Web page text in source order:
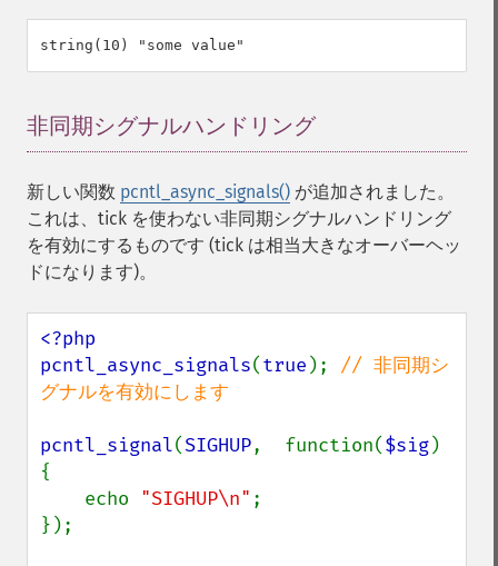
非同期シグナルハンドリング¶
新しい関数 pcntl_async_signals() が追加されました。
これは、tick を使わない非同期シグナルハンドリング
を有効にするものです (tick は相当大きなオーバーヘッ
ドになります)。
<?php
pcntl_async_signals(true ); // 非同期シ
グナルを有効にします
pcntl_signal(SIGHUP,  function($sig)
{
    echo
"SIGHUP\n" ;
});